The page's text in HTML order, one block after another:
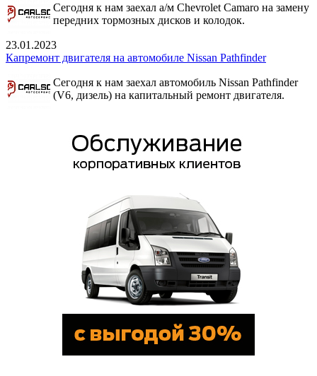
Сегодня к нам заехал а/м Chevrolet Camaro на замену
передних тормозных дисков и колодок.
23.01.2023
Капремонт двигателя на автомобиле Nissan Pathfinder
Сегодня к нам заехал автомобиль Nissan Pathfinder
(V6, дизель) на капитальный ремонт двигателя.